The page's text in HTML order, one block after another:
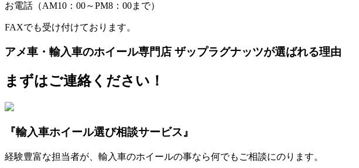
お電話（AM10：00～PM8：00まで）
FAXでも受け付けております。
アメ車・輸入車のホイール専門店 ザップラグナッツが選ばれる理由
まずはご連絡ください！
『輸入車ホイール選び相談サービス』
経験豊富な担当者が、輸入車のホイールの事なら何でもご相談にのります。